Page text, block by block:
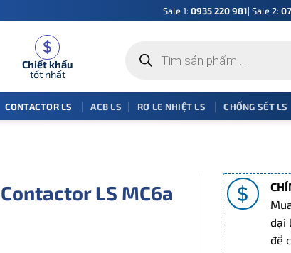
Sale 1: 0935 220 981| Sale 2:
Chiết khấu
tốt nhất
kiếm
CONTACTOR LS ACB LS RƠ LE NHIỆT LS CHỐNG SÉT LS
LS MC6a
đại
để